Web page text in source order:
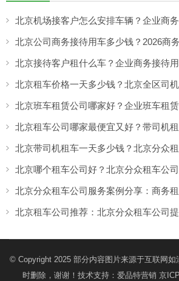
北京机场接客户怎么安排车辆？企业商
北京公司商务接待用车多少钱？2026商
北京接待客户租什么车？企业商务接待
© Copyright 2025 部分内容图片来源于互联网如
时删除，谢谢！技术支持： 爱品特营销 京